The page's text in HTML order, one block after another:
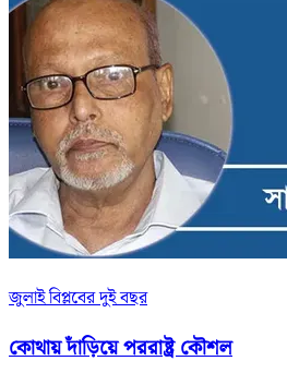
জুলাই বিপ্লবের দুই বছর
কোথায় দাঁড়িয়ে পররাষ্ট্র কৌশল